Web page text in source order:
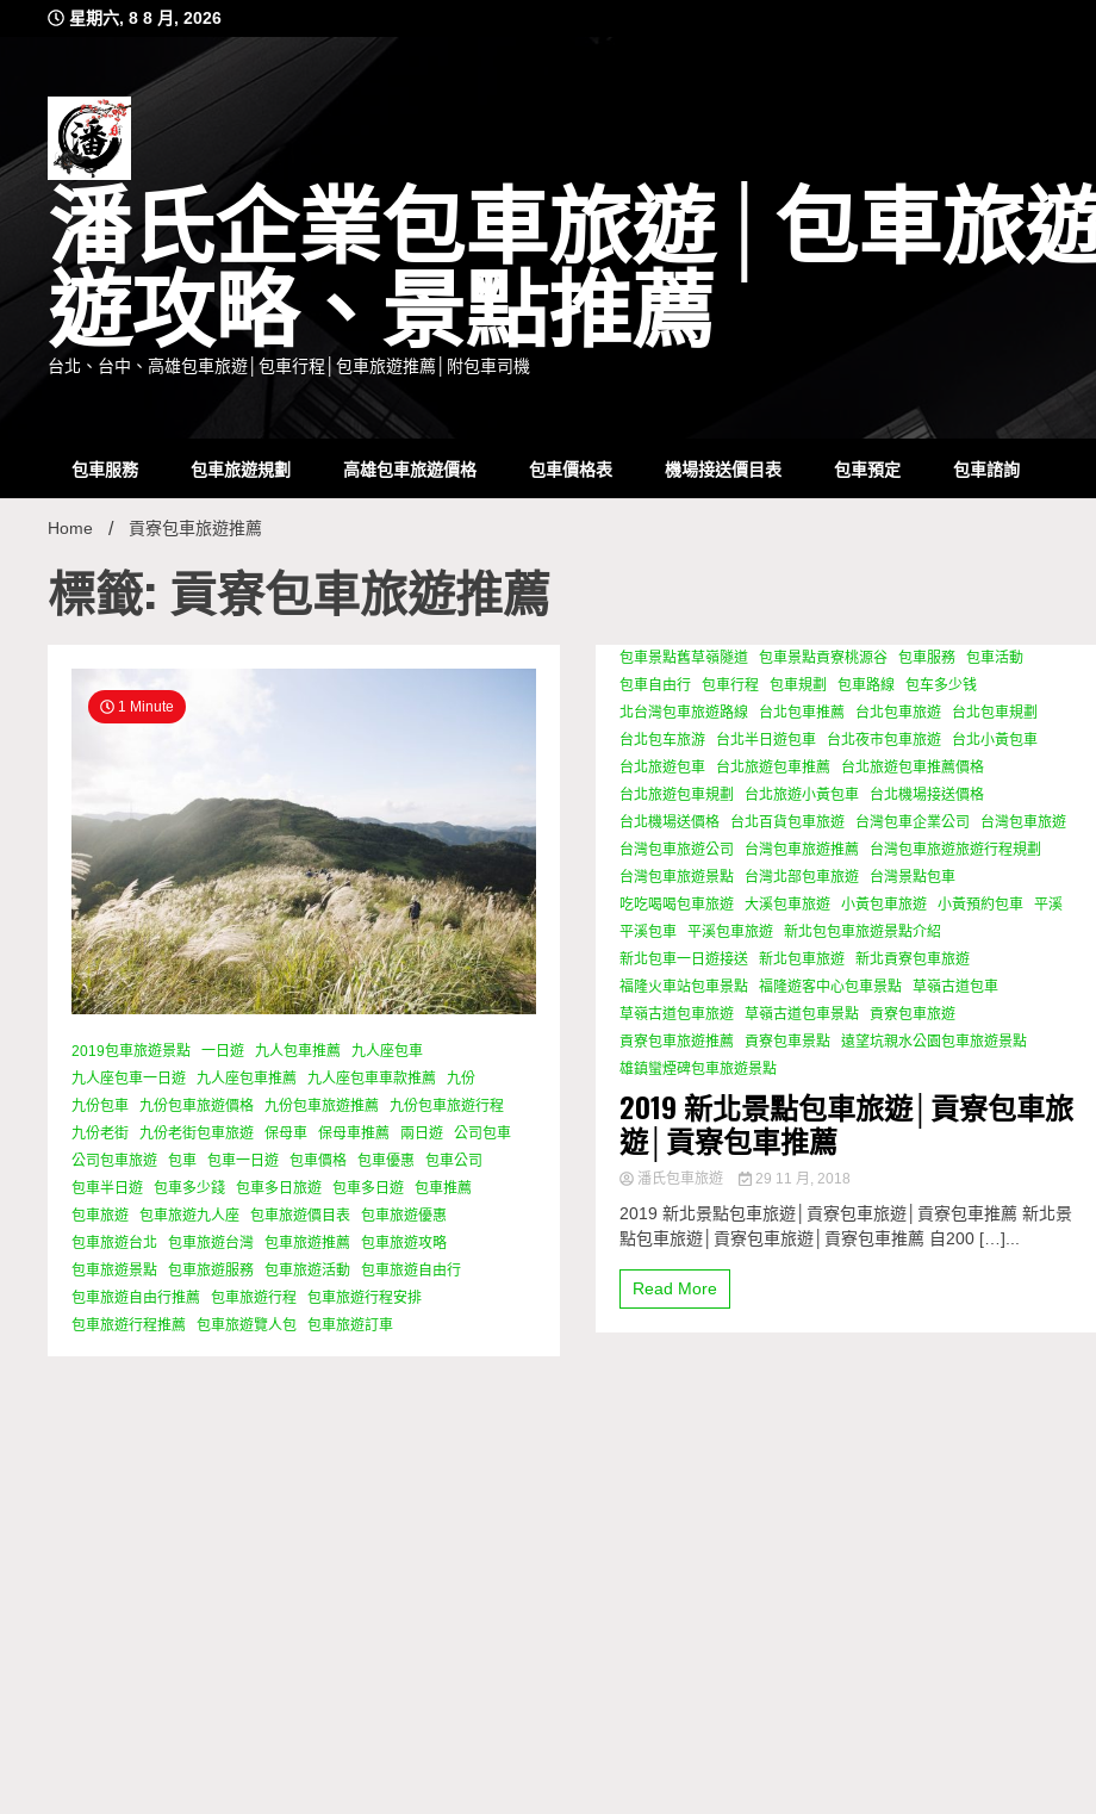
星期六, 8 8 月, 2026
潘氏企業包車旅遊│包車旅
遊攻略、景點推薦
台北、台中、高雄包車旅遊│包車行程│包車旅遊推薦│附包車司機
包車服務 包車旅遊規劃 高雄包車旅遊價格 包車價格表 機場接送價目表 包車預定 包車諮詢
Home 貢寮包車旅遊推薦
標籤: 貢寮包車旅遊推薦
1 Minute
2019包車旅遊景點 一日遊 九人包車推薦
九人座包車
九人座包車一日遊
九人座包車推薦 九人座包車車款推薦
九份
九份包車
九份包車旅遊價格 九份包車旅遊推薦
九份包車旅遊行程
九份老街
九份老街包車旅遊 保母車 保母車推薦 兩日遊
公司包車
公司包車旅遊
包車 包車一日遊 包車價格 包車優惠
包車公司
包車半日遊
包車多少錢 包車多日旅遊 包車多日遊
包車推薦
包車旅遊
包車旅遊九人座 包車旅遊價目表
包車旅遊優惠
包車旅遊台北
包車旅遊台灣 包車旅遊推薦
包車旅遊攻略
包車旅遊景點
包車旅遊服務 包車旅遊活動
包車旅遊自由行
包車旅遊自由行推薦
包車旅遊行程
包車旅遊行程安排
包車旅遊行程推薦
包車旅遊覽人包 包車旅遊訂車
包車景點舊草嶺隧道 包車景點貢寮桃源谷 包車服務
包車活動
包車自由行
包車行程 包車規劃 包車路線
包车多少钱
北台灣包車旅遊路線
台北包車推薦 台北包車旅遊
台北包車規劃
台北包车旅游
台北半日遊包車 台北夜市包車旅遊
台北小黃包車
台北旅遊包車
台北旅遊包車推薦
台北旅遊包車推薦價格
台北旅遊包車規劃
台北旅遊小黃包車
台北機場接送價格
台北機場送價格
台北百貨包車旅遊 台灣包車企業公司
台灣包車旅遊
台灣包車旅遊公司
台灣包車旅遊推薦
台灣包車旅遊旅遊行程規劃
台灣包車旅遊景點
台灣北部包車旅遊
台灣景點包車
吃吃喝喝包車旅遊
大溪包車旅遊 小黃包車旅遊 小黃預約包車
平溪
平溪包車
平溪包車旅遊
新北包包車旅遊景點介紹
新北包車一日遊接送
新北包車旅遊
新北貢寮包車旅遊
福隆火車站包車景點
福隆遊客中心包車景點
草嶺古道包車
草嶺古道包車旅遊
草嶺古道包車景點
貢寮包車旅遊
貢寮包車旅遊推薦
貢寮包車景點
遠望坑親水公園包車旅遊景點
雄鎮蠻煙碑包車旅遊景點
2019 新北景點包車旅遊│貢寮包車旅
遊│貢寮包車推薦
潘氏包車旅遊 29 11 月, 2018
2019 新北景點包車旅遊│貢寮包車旅遊│貢寮包車推薦 新北景
點包車旅遊│貢寮包車旅遊│貢寮包車推薦 自200 […]...
Read More